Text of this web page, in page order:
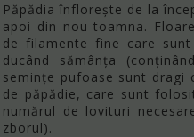
Păpădia înflorește de la
apoi din nou toamna.
de filamente fine care
ducând sămânța
semințe pufoase sunt dragi
de păpădie, care sunt
numărul de lovituri
zborul).